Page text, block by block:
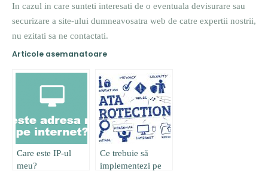
In cazul in care sunteti interesati de o eventuala devisurare sau
securizare a site-ului dumneavosatra web de catre expertii nostrii,
nu ezitati sa ne contactati.
Articole asemanatoare
Care este IP-ul
meu?
Ce trebuie să
implementezi pe